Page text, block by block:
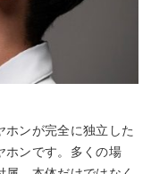
ホンが完全に独立した
ホンです。多くの場